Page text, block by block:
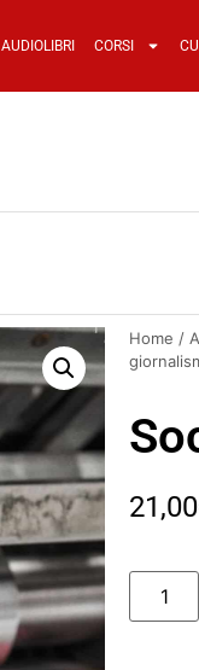
AUDIOLIBRI CORSI
Home /
21,00